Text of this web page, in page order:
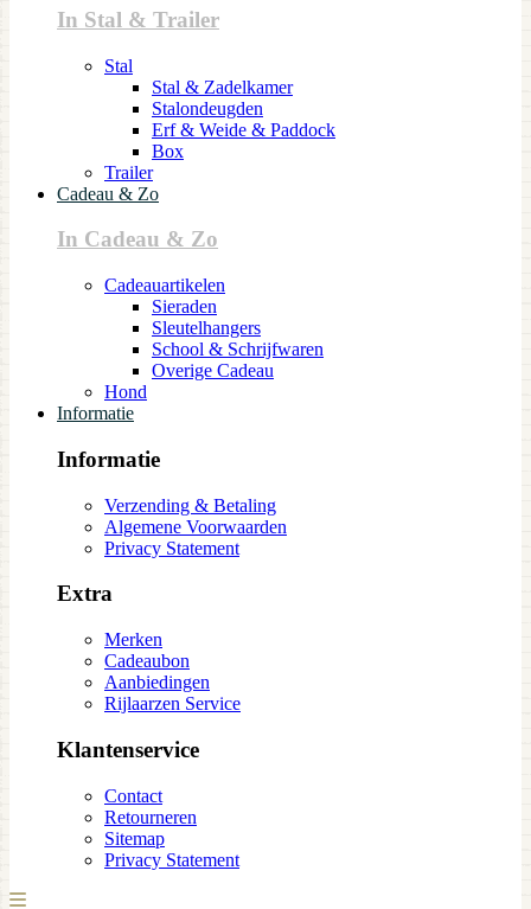
In Stal & Trailer
Stal
Stal & Zadelkamer
Stalondeugden
Erf & Weide & Paddock
Box
Trailer
Cadeau & Zo
In Cadeau & Zo
Cadeauartikelen
Sieraden
Sleutelhangers
School & Schrijfwaren
Overige Cadeau
Hond
Informatie
Informatie
Verzending & Betaling
Algemene Voorwaarden
Privacy Statement
Extra
Merken
Cadeaubon
Aanbiedingen
Rijlaarzen Service
Klantenservice
Contact
Retourneren
Sitemap
Privacy Statement